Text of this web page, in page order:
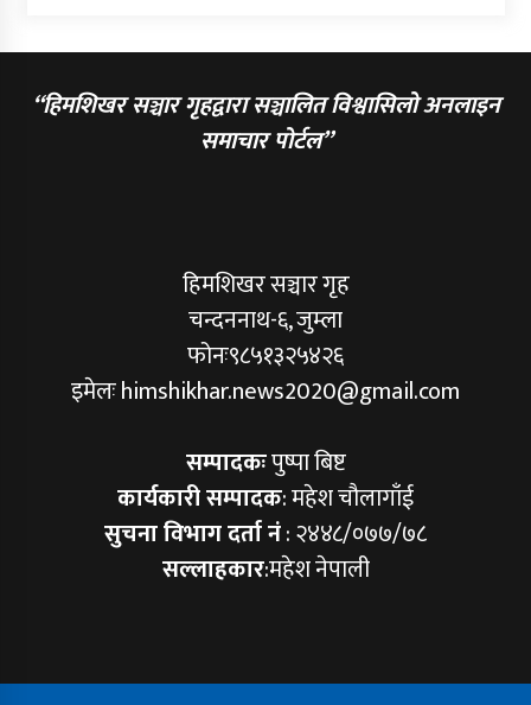
“हिमशिखर सञ्चार गृहद्वारा सञ्चालित विश्वासिलो अनलाइन
समाचार पोर्टल”
हिमशिखर सञ्चार गृह
चन्दननाथ-६, जुम्ला
फोनः९८५१३२५४२६
इमेलः himshikhar.news2020@gmail.com
सम्पादकःपुष्पा बिष्ट
कार्यकारी सम्पादक: महेश चौलागाँई
सुचना विभाग दर्ता नं: २४४८/०७७/७८
सल्लाहकार:महेश नेपाली